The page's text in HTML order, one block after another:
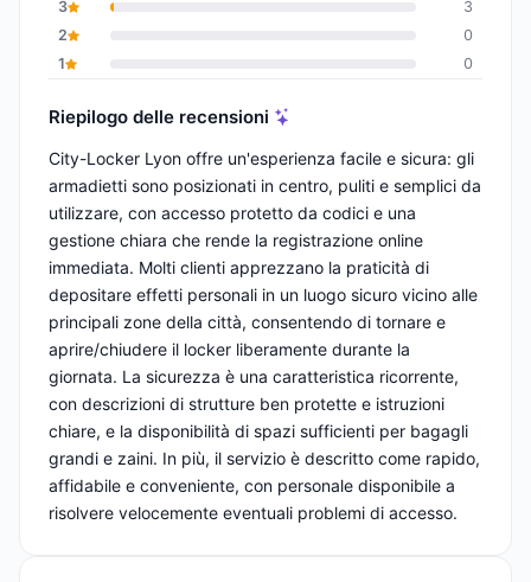
3
3
2
0
1
0
Riepilogo delle recensioni
City-Locker Lyon offre un'esperienza facile e sicura: gli
armadietti sono posizionati in centro, puliti e semplici da
utilizzare, con accesso protetto da codici e una
gestione chiara che rende la registrazione online
immediata. Molti clienti apprezzano la praticità di
depositare effetti personali in un luogo sicuro vicino alle
principali zone della città, consentendo di tornare e
aprire/chiudere il locker liberamente durante la
giornata. La sicurezza è una caratteristica ricorrente,
con descrizioni di strutture ben protette e istruzioni
chiare, e la disponibilità di spazi sufficienti per bagagli
grandi e zaini. In più, il servizio è descritto come rapido,
affidabile e conveniente, con personale disponibile a
risolvere velocemente eventuali problemi di accesso.